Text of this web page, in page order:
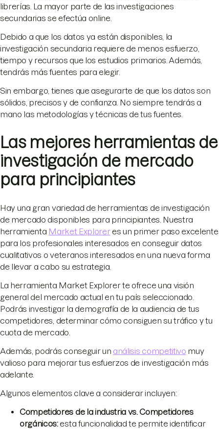
librerías. La mayor parte de las investigaciones
secundarias se efectúa online.
Debido a que los datos ya están disponibles, la
investigación secundaria requiere de menos esfuerzo,
tiempo y recursos que los estudios primarios. Además,
tendrás más fuentes para elegir.
Sin embargo, tienes que asegurarte de que los datos son
sólidos, precisos y de confianza. No siempre tendrás a
mano las metodologías y técnicas de tus fuentes.
Las mejores herramientas de
investigación de mercado
para principiantes
Hay una gran variedad de herramientas de investigación
de mercado disponibles para principiantes. Nuestra
herramienta Market Exploreres un primer paso excelente
para los profesionales interesados en conseguir datos
cualitativos o veteranos interesados en una nueva forma
de llevar a cabo su estrategia.
La herramienta Market Explorer te ofrece una visión
general del mercado actual en tu país seleccionado.
Podrás investigar la demografía de la audiencia de tus
competidores, determinar cómo consiguen su tráfico y tu
cuota de mercado.
Además, podrás conseguir un análisis competitivo muy
valioso para mejorar tus esfuerzos de investigación más
adelante.
Algunos elementos clave a considerar incluyen:
Competidores de la industria vs. Competidores
orgánicos:esta funcionalidad te permite identificar